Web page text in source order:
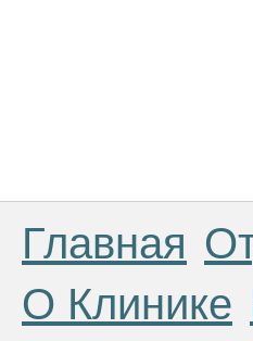
Главная
О Клинике